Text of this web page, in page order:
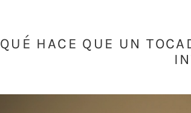
QUÉ HACE QUE UN